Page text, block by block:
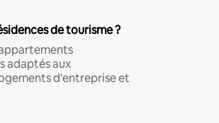
de tourisme ?
adaptés aux
d'entreprise et